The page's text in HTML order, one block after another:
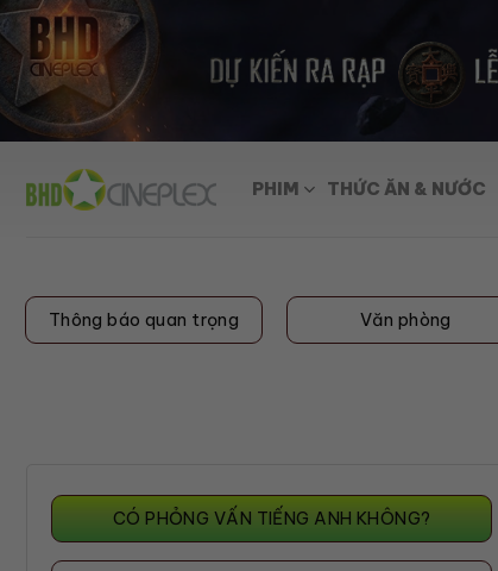
Skip
to
content
PHIM THỨC ĂN & NƯỚC
Thông báo quan trọng Văn phòng
CÓ PHỎNG VẤN TIẾNG ANH KHÔNG?